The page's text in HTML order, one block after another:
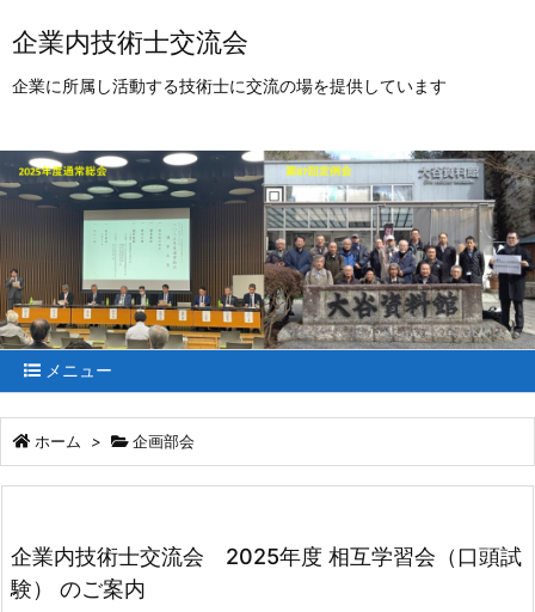
企業内技術士交流会
企業に所属し活動する技術士に交流の場を提供しています
メニュー
ホーム > 企画部会
企業内技術士交流会 2025年度 相互学習会（口頭試
験） のご案内